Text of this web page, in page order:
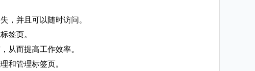
，并且可以随时访问。
签页。
从而提高工作效率。
和管理标签页。